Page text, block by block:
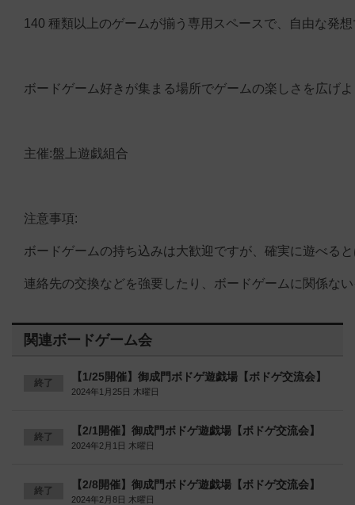
140 種類以上のゲームが揃う専用スペースで、自由な発
ボードゲーム好きが集まる場所でゲームの楽しさを広げ
主催:盤上遊戯組合
注意事項:
ボードゲームの持ち込みは大歓迎ですが、確実に遊べる
連絡先の交換などを強要したり、ボードゲームに関係な
関連ボードゲーム会
終了 【1/25開催】御成門ボドゲ遊戯場【ボドゲ交流会】
2024年1月25日 木曜日
終了 【2/1開催】御成門ボドゲ遊戯場【ボドゲ交流会】
2024年2月1日 木曜日
終了 【2/8開催】御成門ボドゲ遊戯場【ボドゲ交流会】
2024年2月8日 木曜日